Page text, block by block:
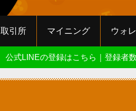
取引所 マイニング ウォ
公式LINEの登録はこちら｜登録者